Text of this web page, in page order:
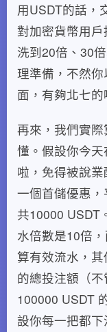
用USDT的話，
對加密貨幣用戶
洗到20倍、30
理準備，不然
面，有夠北七的
再來，我們實
懂。假設你今
啦，免得被說
一個首儲優惠
共10000 USDT
水倍數是10倍
算有效流水，
的總投注額（
100000 USDT
設你每一把都下